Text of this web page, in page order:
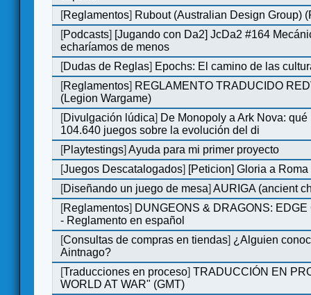
[Reglamentos] Rubout (Australian Design Group)
[Podcasts] [Jugando con Da2] JcDa2 #164
echaríamos de menos
[Dudas de Reglas] Epochs: El camino de las
[Reglamentos] REGLAMENTO TRADUCIDO
(Legion Wargame)
[Divulgación lúdica] De Monopoly a Ark Nova:
104.640 juegos sobre la evolución del di
[Playtestings]Ayuda para mi primer proyecto
[Juegos Descatalogados] [Peticion] Gloria a Roma
[Diseñando un juego de mesa]AURIGA (ancient
[Reglamentos] DUNGEONS & DRAGONS:
- Reglamento en español
[Consultas de compras en tiendas] ¿Alguien
Aintnago?
[Traducciones en proceso]TRADUCCIÓN EN
WORLD AT WAR" (GMT)